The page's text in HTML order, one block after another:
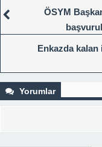
ÖSYM
Enkazda kalan
Yorumlar